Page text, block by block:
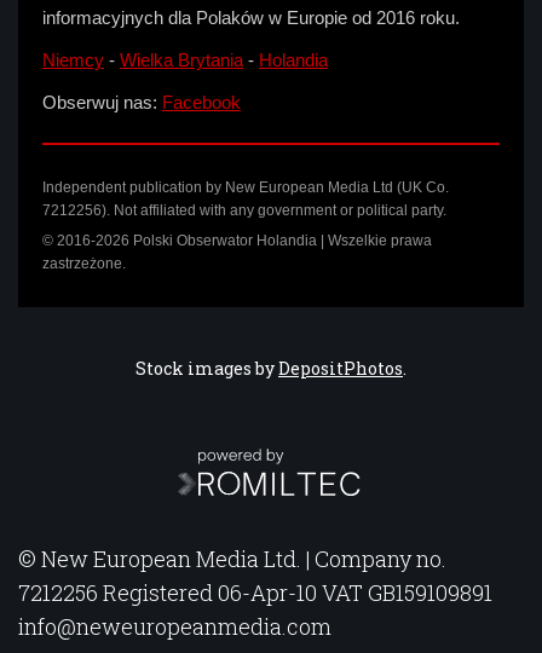
informacyjnych dla Polaków w Europie od 2016 roku.
Niemcy - Wielka Brytania- Holandia
Obserwuj nas: Facebook
Independent publication by New European Media Ltd (UK Co.
7212256). Not affiliated with any government or political party.
© 2016-2026 Polski Obserwator Holandia | Wszelkie prawa
zastrzeżone.
Stock images byDepositPhotos.
© New European Media Ltd. | Company no.
7212256 Registered 06-Apr-10 VAT GB159109891
info@neweuropeanmedia.com